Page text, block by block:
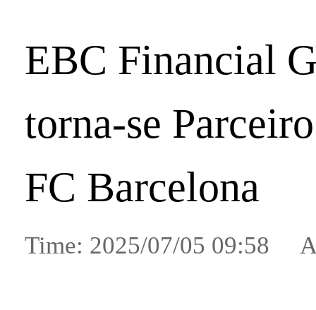
EBC Financial
torna-se
FC Barcelona
Time: 2025/07/05 09:58